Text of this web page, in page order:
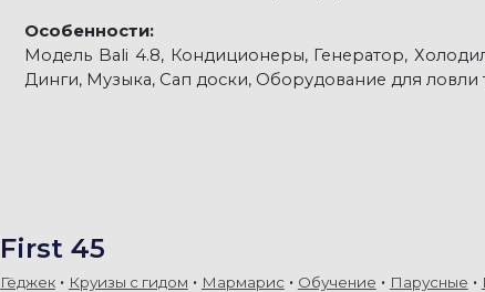
Особенности:
Модель Bali 4.8, Кондиционеры, Генератор,
Динги, Музыка, Сап доски, Оборудование для ловли
First 45
Гёджек Круизы с гидом Мармарис Обучение Парусные